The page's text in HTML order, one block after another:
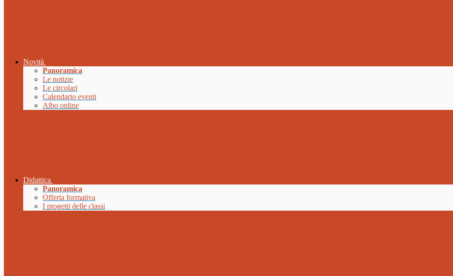
Novità
Panoramica
Le notizie
Le circolari
Calendario eventi
Albo online
Didattica
Panoramica
Offerta formativa
I progetti delle classi